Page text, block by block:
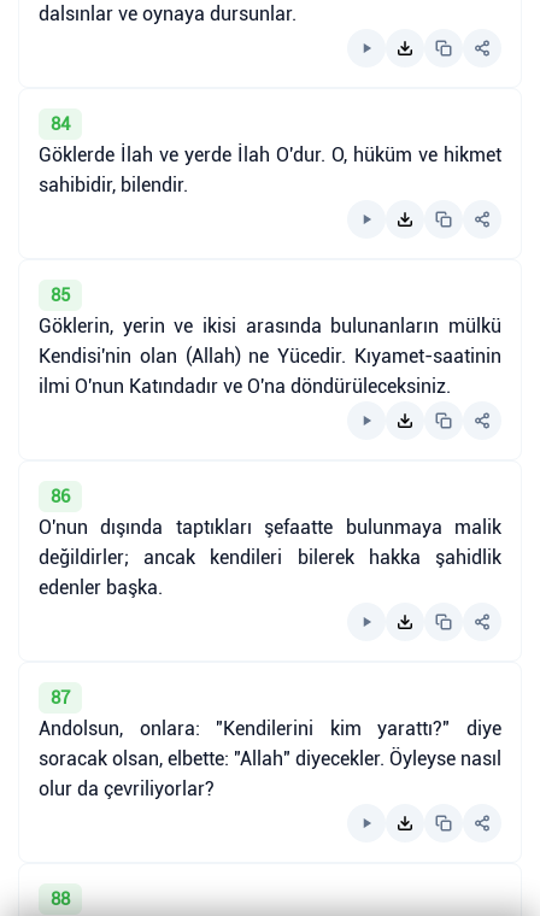
dalsınlar ve oynaya dursunlar.
84
Göklerde İlah ve yerde İlah O'dur. O, hüküm ve hikmet
sahibidir, bilendir.
85
Göklerin, yerin ve ikisi arasında bulunanların mülkü
Kendisi'nin olan (Allah) ne Yücedir. Kıyamet-saatinin
ilmi O'nun Katındadır ve O'na döndürüleceksiniz.
86
O'nun dışında taptıkları şefaatte bulunmaya malik
değildirler; ancak kendileri bilerek hakka şahidlik
edenler başka.
87
Andolsun, onlara: "Kendilerini kim yarattı?" diye
soracak olsan, elbette: "Allah" diyecekler. Öyleyse nasıl
olur da çevriliyorlar?
88